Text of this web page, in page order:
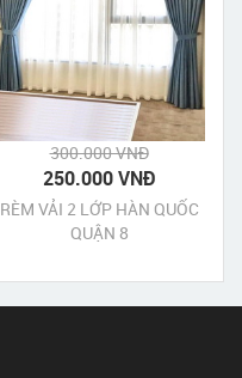
300.000 VNĐ
250.000 VNĐ
RÈM VẢI 2 LỚP HÀN QUỐC
QUẬN 8